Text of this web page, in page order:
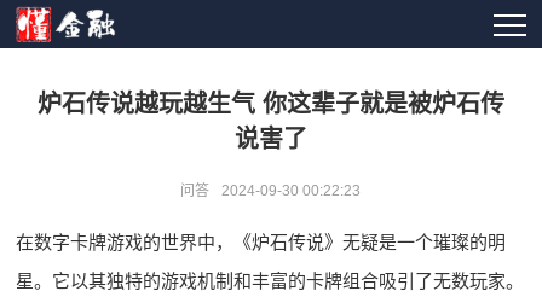
炉石传说越玩越生气 你这辈子就是被炉石传
说害了
问答 2024-09-30 00:22:23
在数字卡牌游戏的世界中，《炉石传说》无疑是一个璀璨的明
星。它以其独特的游戏机制和丰富的卡牌组合吸引了无数玩家。